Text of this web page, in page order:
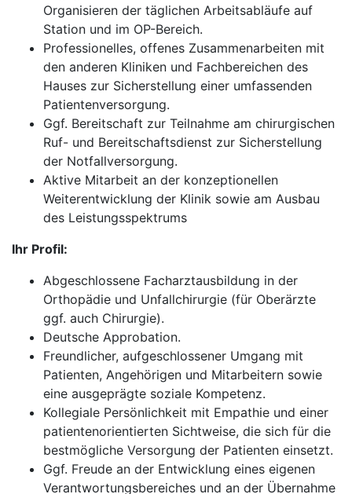
Organisieren der täglichen Arbeitsabläufe auf
Station und im OP-Bereich.
Professionelles, offenes Zusammenarbeiten mit
den anderen Kliniken und Fachbereichen des
Hauses zur Sicherstellung einer umfassenden
Patientenversorgung.
Ggf. Bereitschaft zur Teilnahme am chirurgischen
Ruf- und Bereitschaftsdienst zur Sicherstellung
der Notfallversorgung.
Aktive Mitarbeit an der konzeptionellen
Weiterentwicklung der Klinik sowie am Ausbau
des Leistungsspektrums
Ihr Profil:
Abgeschlossene Facharztausbildung in der
Orthopädie und Unfallchirurgie (für Oberärzte
ggf. auch Chirurgie).
Deutsche Approbation.
Freundlicher, aufgeschlossener Umgang mit
Patienten, Angehörigen und Mitarbeitern sowie
eine ausgeprägte soziale Kompetenz.
Kollegiale Persönlichkeit mit Empathie und einer
patientenorientierten Sichtweise, die sich für die
bestmögliche Versorgung der Patienten einsetzt.
Ggf. Freude an der Entwicklung eines eigenen
Verantwortungsbereiches und an der Übernahme